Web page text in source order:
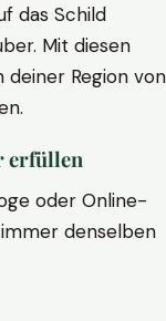
das Schild
Mit diesen
Region von
erfüllen
oder Online-
denselben